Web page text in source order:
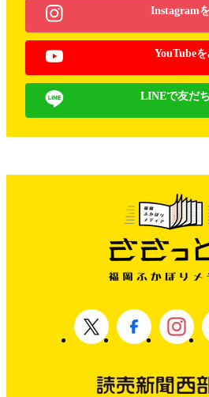
Instagram
YouTube
LINEで友だ